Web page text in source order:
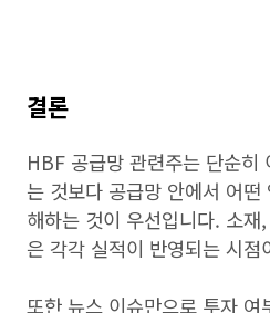
결론
HBF 공급망 관련주는 단순히
는 것보다 공급망 안에서 어떤
해하는 것이 우선입니다. 소
은 각각 실적이 반영되는 시점
또한 뉴스 이슈만으로 투자 여